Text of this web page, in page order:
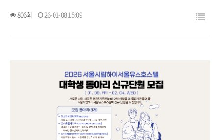
서울가이드신청
FAQ
806회 26-01-08 15:09